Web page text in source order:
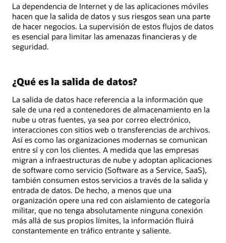
La dependencia de Internet y de las aplicaciones móviles
hacen que la salida de datos y sus riesgos sean una parte
de hacer negocios. La supervisión de estos flujos de datos
es esencial para limitar las amenazas financieras y de
seguridad.
¿Qué es la salida de datos?
La salida de datos hace referencia a la información que
sale de una red a contenedores de almacenamiento en la
nube u otras fuentes, ya sea por correo electrónico,
interacciones con sitios web o transferencias de archivos.
Así es como las organizaciones modernas se comunican
entre sí y con los clientes. A medida que las empresas
migran a infraestructuras de nube y adoptan aplicaciones
de software como servicio (Software as a Service, SaaS),
también consumen estos servicios a través de la salida y
entrada de datos. De hecho, a menos que una
organización opere una red con aislamiento de categoría
militar, que no tenga absolutamente ninguna conexión
más allá de sus propios límites, la información fluirá
constantemente en tráfico entrante y saliente.